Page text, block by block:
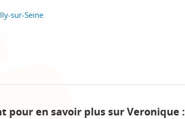
sur-Seine
pour en savoir plus sur Veronique :